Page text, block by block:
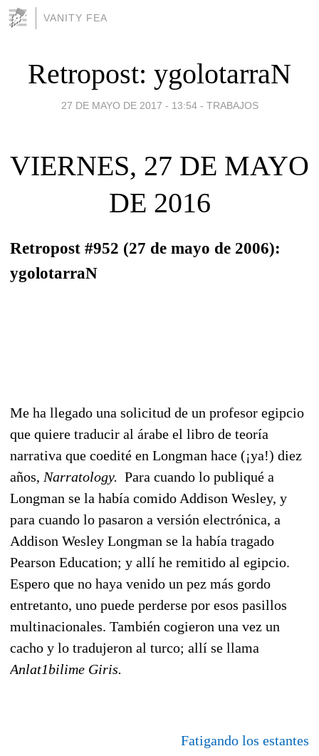
VANITY FEA
Retropost: ygolotarraN
27 DE MAYO DE 2017 - 13:54 - TRABAJOS
VIERNES, 27 DE MAYO
DE 2016
Retropost #952 (27 de mayo de 2006):
ygolotarraN
Me ha llegado una solicitud de un profesor egipcio
que quiere traducir al árabe el libro de teoría
narrativa que coedité en Longman hace (¡ya!) diez
años, Narratology. Para cuando lo publiqué a
Longman se la había comido Addison Wesley, y
para cuando lo pasaron a versión electrónica, a
Addison Wesley Longman se la había tragado
Pearson Education; y allí he remitido al egipcio.
Espero que no haya venido un pez más gordo
entretanto, uno puede perderse por esos pasillos
multinacionales. También cogieron una vez un
cacho y lo tradujeron al turco; allí se llama
Anlat1bilime Giris.
Fatigando los estantes